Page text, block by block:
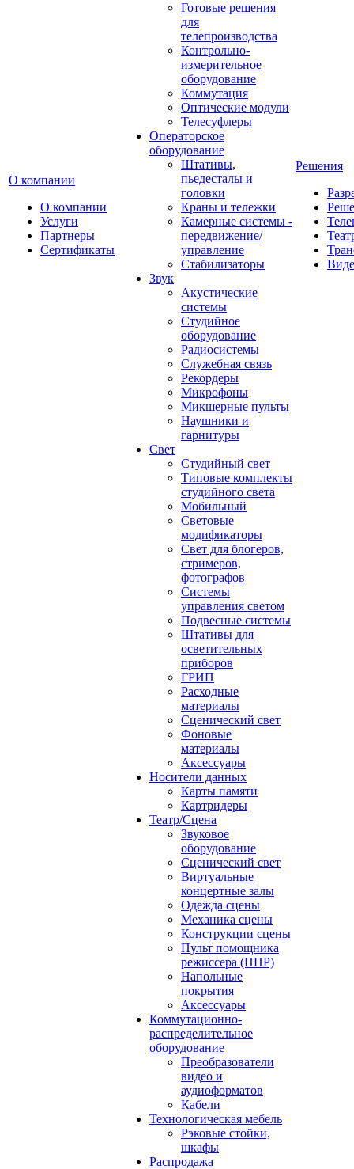
О компании
О компании
Услуги
Партнеры
Сертификаты
Готовые решения
для
телепроизводства
Контрольно-
измерительное
оборудование
Коммутация
Оптические модули
Телесуфлеры
Операторское
оборудование
Штативы,
пьедесталы и
головки
Краны и тележки
Камерные системы -
передвижение/
управление
Стабилизаторы
Звук
Акустические
системы
Студийное
оборудование
Радиосистемы
Служебная связь
Рекордеры
Микрофоны
Микшерные пульты
Наушники и
гарнитуры
Свет
Студийный свет
Типовые комплекты
студийного света
Мобильный
Световые
модификаторы
Свет для блогеров,
стримеров,
фотографов
Системы
управления светом
Подвесные системы
Штативы для
осветительных
приборов
ГРИП
Расходные
материалы
Сценический свет
Фоновые
материалы
Аксессуары
Носители данных
Карты памяти
Картридеры
Театр/Сцена
Звуковое
оборудование
Сценический свет
Виртуальные
концертные залы
Одежда сцены
Механика сцены
Конструкции сцены
Пульт помощника
режиссера (ППР)
Напольные
покрытия
Аксессуары
Коммутационно-
распределительное
оборудование
Преобразователи
видео и
аудиоформатов
Кабели
Технологическая мебель
Рэковые стойки,
шкафы
Распродажа
Решения